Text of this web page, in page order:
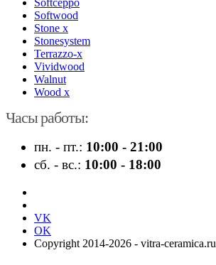
Softwood
Stone x
Stonesystem
Terrazzo-x
Vividwood
Walnut
Wood x
Часы работы:
пн. - пт.: 10:00 - 21:00
сб. - вс.: 10:00 - 18:00
VK
OK
Copyright 2014-2026 - vitra-ceramica.ru